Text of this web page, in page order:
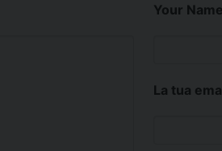
Your Name
La tua